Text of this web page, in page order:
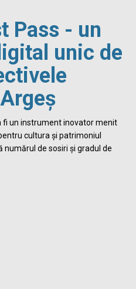
Pass - un
unic de
fi un instrument inovator menit
cultura și patrimoniul
numărul de sosiri și gradul de